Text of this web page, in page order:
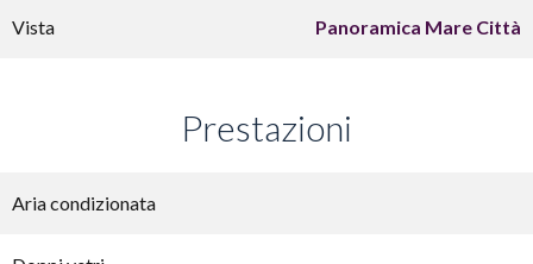
Vista Panoramica Mare Città
Prestazioni
Aria condizionata